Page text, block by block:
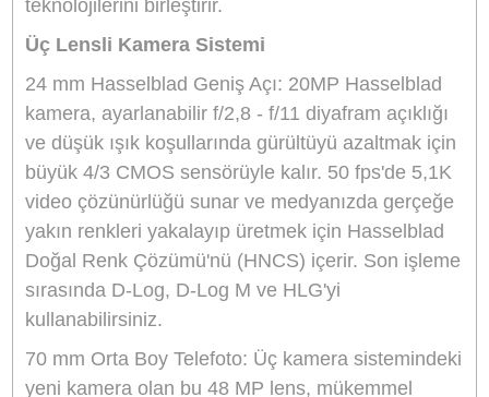
*107.599,00 TL den başlayan taksitlerle!
Bu ürünü satın alarak2689975puan kazanabilirsiniz.
Yorumlar Taksit Seçenekleri